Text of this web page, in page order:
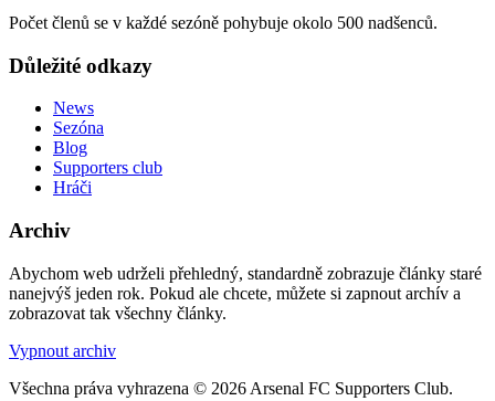
Počet členů se v každé sezóně pohybuje okolo 500 nadšenců.
Důležité odkazy
News
Sezóna
Blog
Supporters club
Hráči
Archiv
Abychom web udrželi přehledný, standardně zobrazuje články staré
nanejvýš jeden rok. Pokud ale chcete, můžete si zapnout archív a
zobrazovat tak všechny články.
Vypnout archiv
Všechna práva vyhrazena © 2026 Arsenal FC Supporters Club.